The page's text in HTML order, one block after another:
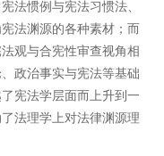
法惯例与宪法习惯法、
法渊源的各种素材；而
观与合宪性审查视角相
政治事实与宪法等基础
宪法学层面而上升到一
法理学上对法律渊源理